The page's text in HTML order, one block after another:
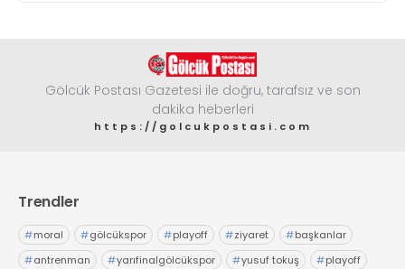
Gölcük Postası Gazetesi ile doğru, tarafsız ve son
dakika heberleri
https://golcukpostasi.com
Trendler
#moral #gölcükspor #playoff #ziyaret #başkanlar
#antrenman #yarıfinalgölcükspor #yusuf tokuş #playoff